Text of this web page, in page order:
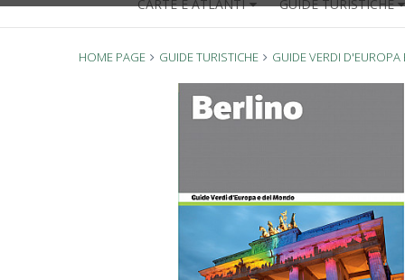
CARTE E ATLANTI GUIDE TURISTICHE
HOME PAGE GUIDE TURISTICHE GUIDE VERDI